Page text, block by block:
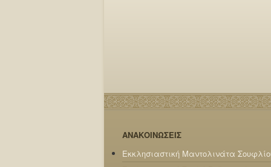
ΑΝΑΚΟΙΝΩΣΕΙΣ
Εκκλησιαστική Μαντολινάτα